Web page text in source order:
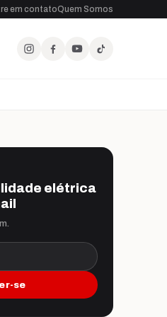
em contatoQuem Somos
elétrica
se